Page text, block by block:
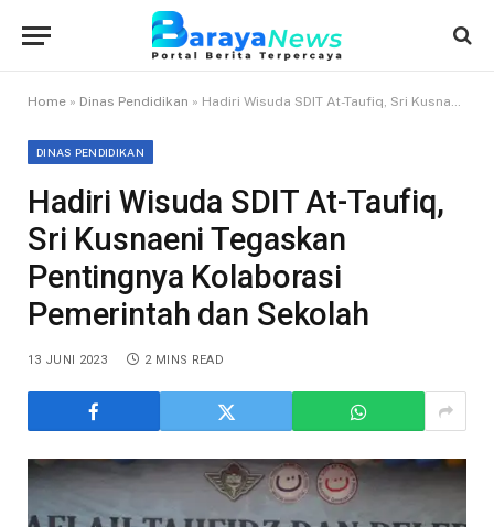
Home » Dinas Pendidikan » Hadiri Wisuda SDIT At-Taufiq, Sri Kusnaeni Tegaskan Pentingnya Kolaborasi Pemerintah dan Sekolah
DINAS PENDIDIKAN
Hadiri Wisuda SDIT At-Taufiq,
Sri Kusnaeni Tegaskan
Pentingnya Kolaborasi
Pemerintah dan Sekolah
13 JUNI 2023 2 MINS READ